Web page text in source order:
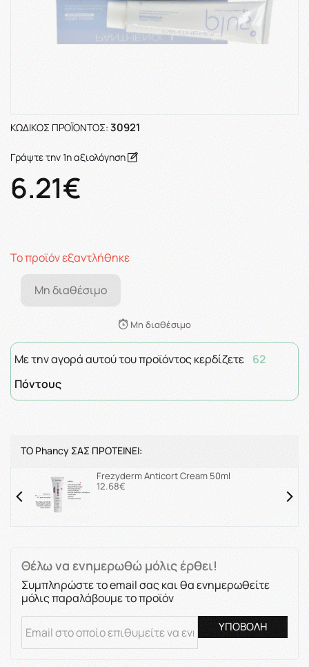
ΚΩΔΙΚΌΣ ΠΡΟΪΌΝΤΟΣ: 30921
Γράψτε την 1η αξιολόγηση
6.21€
Το προϊόν εξαντλήθηκε
Μη διαθέσιμο
Μη διαθέσιμο
Με την αγορά αυτού του προϊόντος κερδίζετε 62
Πόντους
ΤΟ Phancy ΣΑΣ ΠΡΟΤΕΙΝΕΙ:
Frezyderm Anticort Cream 50ml
12.68€
Θέλω να ενημερωθώ μόλις έρθει!
Συμπληρώστε το email σας και θα ενημερωθείτε
μόλις παραλάβουμε το προϊόν
ΥΠΟΒΟΛΗ